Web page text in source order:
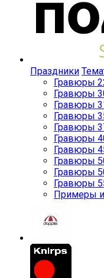
Праздники
Гравюры
Гравюры
Гравюры
Гравюры
Гравюры
Гравюры
Гравюры
Гравюры
Гравюры
Гравюры
Примеры